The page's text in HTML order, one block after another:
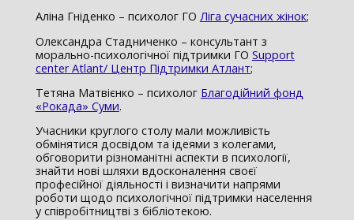
Аліна Гніденко – психолог ГО Ліга сучасних жінок;
Олександра Стадниченко – консультант з
морально-психологічної підтримки ГО Support
center Atlant/ Центр Підтримки Атлант;
Тетяна Матвієнко – психолог Благодійний фонд
«Рокада» Суми.
Учасники круглого столу мали можливість
обмінятися досвідом та ідеями з колегами,
обговорити різноманітні аспекти в психології,
знайти нові шляхи вдосконалення своєї
професійної діяльності і визначити напрями
роботи щодо психологічної підтримки населення
у співробітництві з бібліотекою.